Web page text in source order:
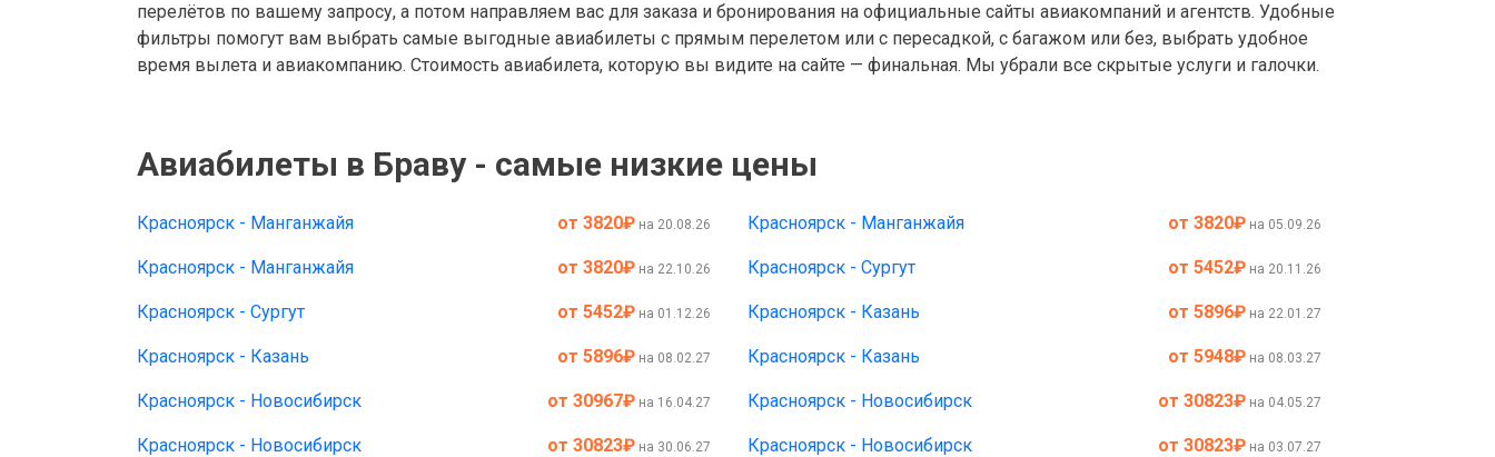
перелётов по вашему запросу, а потом направляем вас для заказа и бронирования на официальные сайты авиакомпаний и агентств. Удобные
фильтры помогут вам выбрать самые выгодные авиабилеты с прямым перелетом или с пересадкой, с багажом или без, выбрать удобное
время вылета и авиакомпанию. Стоимость авиабилета, которую вы видите на сайте — финальная. Мы убрали все скрытые услуги и галочки.
Авиабилеты в Браву - самые низкие цены
Красноярск - Манганжайя от 3820₽ на 20.08.26 Красноярск - Манганжайя от 3820₽ на 05.09.26
Красноярск - Манганжайя от 3820₽ на 22.10.26 Красноярск - Сургут от 5452₽ на 20.11.26
Красноярск - Сургут от 5452₽ на 01.12.26 Красноярск - Казань от 5896₽ на 22.01.27
Красноярск - Казань от 5896₽ на 08.02.27 Красноярск - Казань от 5948₽ на 08.03.27
Красноярск - Новосибирск от 30967₽ на 16.04.27 Красноярск - Новосибирск от 30823₽ на 04.05.27
Красноярск - Новосибирск от 30823₽ на 30.06.27 Красноярск - Новосибирск от 30823₽ на 03.07.27